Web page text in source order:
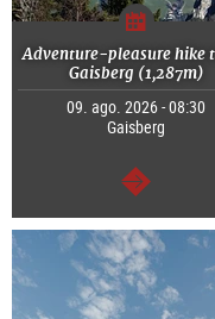
Adventure-pleasure hike
Gaisberg (1,287m)
09. ago. 2026 - 08:30
Gaisberg